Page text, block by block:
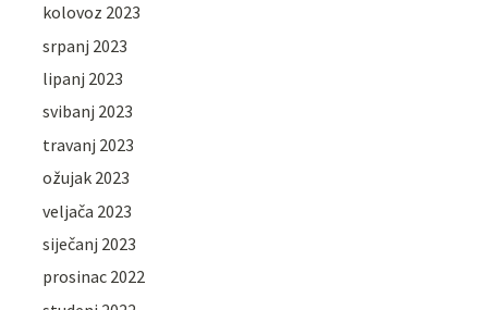
kolovoz 2023
srpanj 2023
lipanj 2023
svibanj 2023
travanj 2023
ožujak 2023
veljača 2023
siječanj 2023
prosinac 2022